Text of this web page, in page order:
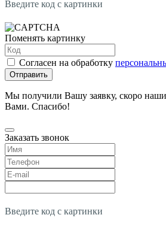
Введите код с картинки
Поменять картинку
Согласен на обработку
Отправить
Мы получили Вашу заявку, скоро
Вами. Спасибо!
Заказать звонок
Введите код с картинки